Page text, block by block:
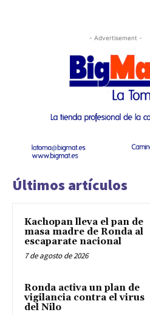
- Advertisement -
Últimos artículos
Kachopan lleva el pan de
masa madre de Ronda al
escaparate nacional
7 de agosto de 2026
Ronda activa un plan de
vigilancia contra el virus
del Nilo